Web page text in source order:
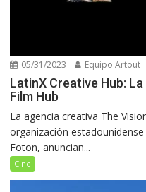
05/31/2023 Equipo Artout
LatinX Creative Hub:
Film Hub
La agencia creativa The
organización
Foton, anuncian...
Cine